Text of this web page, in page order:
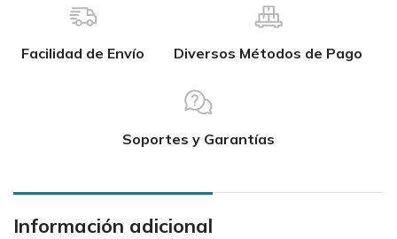
Facilidad de Envío Diversos Métodos de Pago
Soportes y Garantías
Información adicional